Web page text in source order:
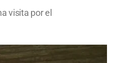
visita por el